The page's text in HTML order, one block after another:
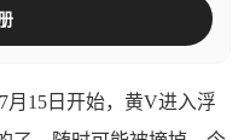
15日开始，黄V进入浮